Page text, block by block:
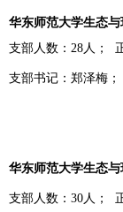
华东师范大学生态
支部人数： 28人；
支部书记：郑泽梅；
华东师范大学生态
支部人数： 30人；